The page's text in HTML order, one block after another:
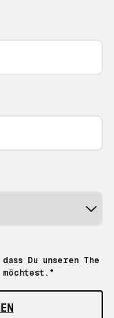
Du unseren The